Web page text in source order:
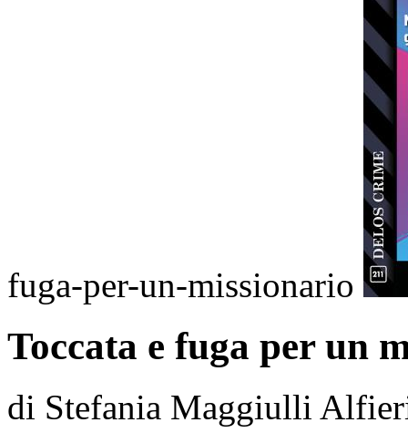
fuga-per-un-missionario
Toccata e fuga per un
di Stefania Maggiulli